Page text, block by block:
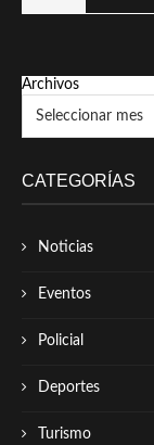
Archivos
CATEGORÍAS
Noticias
Eventos
Policial
Deportes
Turismo